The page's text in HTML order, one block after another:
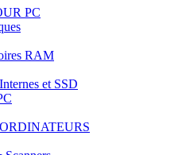
PC
RAM
et SSD